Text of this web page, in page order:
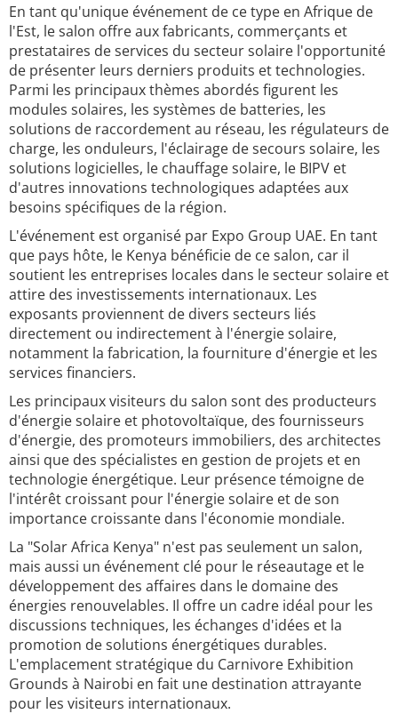
En tant qu'unique événement de ce type en Afrique de
l'Est, le salon offre aux fabricants, commerçants et
prestataires de services du secteur solaire l'opportunité
de présenter leurs derniers produits et technologies.
Parmi les principaux thèmes abordés figurent les
modules solaires, les systèmes de batteries, les
solutions de raccordement au réseau, les régulateurs de
charge, les onduleurs, l'éclairage de secours solaire, les
solutions logicielles, le chauffage solaire, le BIPV et
d'autres innovations technologiques adaptées aux
besoins spécifiques de la région.
L'événement est organisé par Expo Group UAE. En tant
que pays hôte, le Kenya bénéficie de ce salon, car il
soutient les entreprises locales dans le secteur solaire et
attire des investissements internationaux. Les
exposants proviennent de divers secteurs liés
directement ou indirectement à l'énergie solaire,
notamment la fabrication, la fourniture d'énergie et les
services financiers.
Les principaux visiteurs du salon sont des producteurs
d'énergie solaire et photovoltaïque, des fournisseurs
d'énergie, des promoteurs immobiliers, des architectes
ainsi que des spécialistes en gestion de projets et en
technologie énergétique. Leur présence témoigne de
l'intérêt croissant pour l'énergie solaire et de son
importance croissante dans l'économie mondiale.
La "Solar Africa Kenya" n'est pas seulement un salon,
mais aussi un événement clé pour le réseautage et le
développement des affaires dans le domaine des
énergies renouvelables. Il offre un cadre idéal pour les
discussions techniques, les échanges d'idées et la
promotion de solutions énergétiques durables.
L'emplacement stratégique du Carnivore Exhibition
Grounds à Nairobi en fait une destination attrayante
pour les visiteurs internationaux.